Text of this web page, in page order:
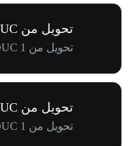
تحويل من USDUC إلى USD
تحويل من 1 USDUC إلى $0.003151
تحويل من USDUC إلى MXN
تحويل من 1 USDUC إلى Mex$0.0540